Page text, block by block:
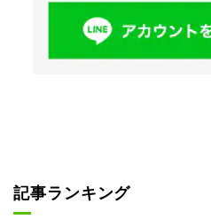
記事ランキング